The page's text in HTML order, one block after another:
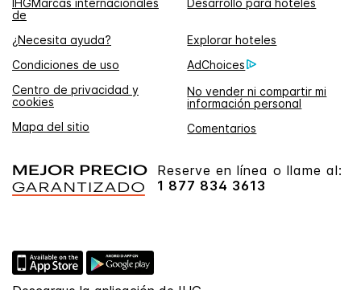
IHGMarcas internacionales
de
Desarrollo para hoteles
¿Necesita ayuda?
Explorar hoteles
Condiciones de uso
AdChoices
Centro de privacidad y
cookies
No vender ni compartir mi
información personal
Mapa del sitio
Comentarios
Reserve en línea o llame al:
1 877 834 3613